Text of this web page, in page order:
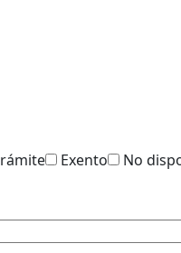
Exento
No